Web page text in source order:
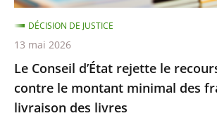
montant
minimal
des
frais
de
livraison
Le Conseil d’État rejette le
contre le montant minimal des
livraison des livres
DÉCISION DE JUSTICE
13 mai 2026